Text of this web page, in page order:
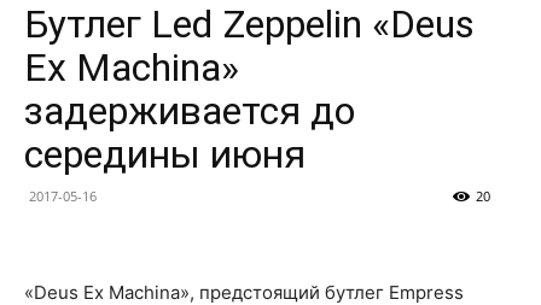
Бутлег Led Zeppelin «Deus
Ex Machina»
задерживается до
середины июня
2017-05-16 20
«Deus Ex Machina», предстоящий бутлег Empress